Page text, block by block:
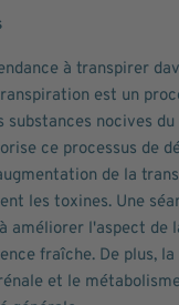
à transpirer
est un
nocives
ce processus de
de la
les toxines. Une
améliorer l'aspect de
fraîche. De plus,
et le